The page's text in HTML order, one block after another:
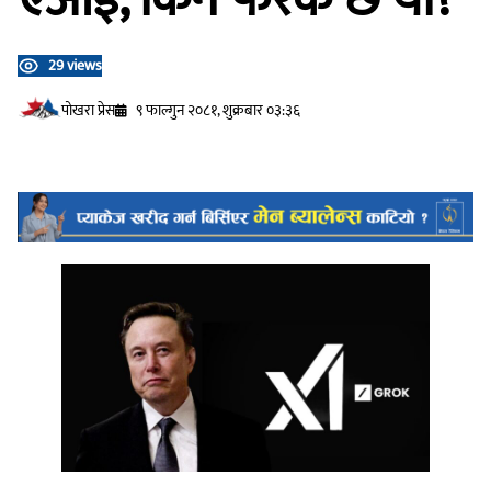
29 views
प‍ोखरा प्रेस
९ फाल्गुन २०८१, शुक्रबार ०३:३६